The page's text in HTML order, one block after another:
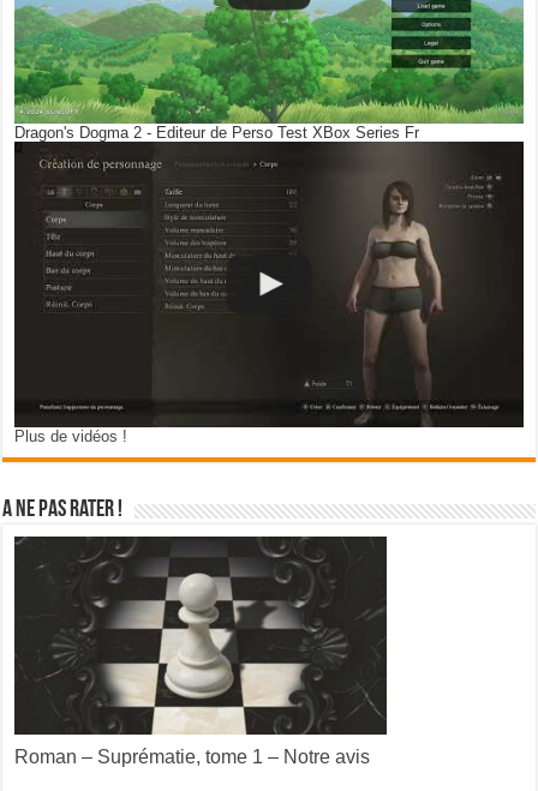
Dragon's Dogma 2 - Editeur de Perso Test XBox Series Fr
Plus de vidéos !
A ne pas rater !
Roman – Suprématie, tome 1 – Notre avis